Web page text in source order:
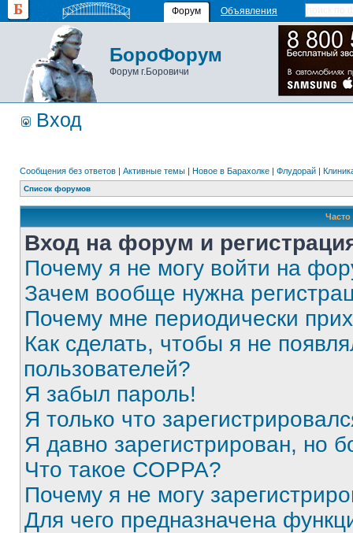
Форум Объявления
БороФорум
Форум г.Боровичи
Вход
Сообщения без ответов | Активные темы | Новое в Барахолке | Флудорай |
Список форумов
Вход на форум и
Почему я не могу войти на
Зачем вообще нужна
Почему мне периодически
Как сделать, чтобы я не
пользователей?
Я забыл пароль!
Я только что
Я давно зарегистрирован, но
Что такое COPPA?
Почему я не могу
Для чего предназначена